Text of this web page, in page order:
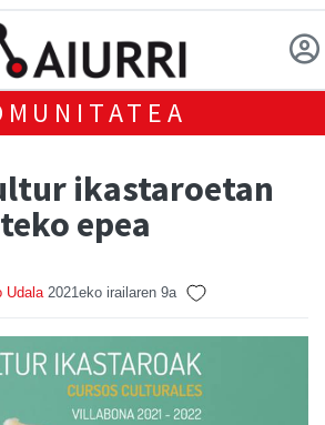
ikastaroetan
epea
Udala 2021eko irailaren 9a